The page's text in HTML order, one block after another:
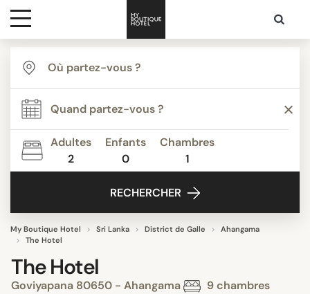
Destinations
Inspiration
Media
Adultes
2
Enfants
0
Chambres
1
RECHERCHER
My Boutique Hotel Sri Lanka District de Galle
Ahangama
The Hotel
The Hotel
Goviyapana 80650 - Ahangama 9 chambres